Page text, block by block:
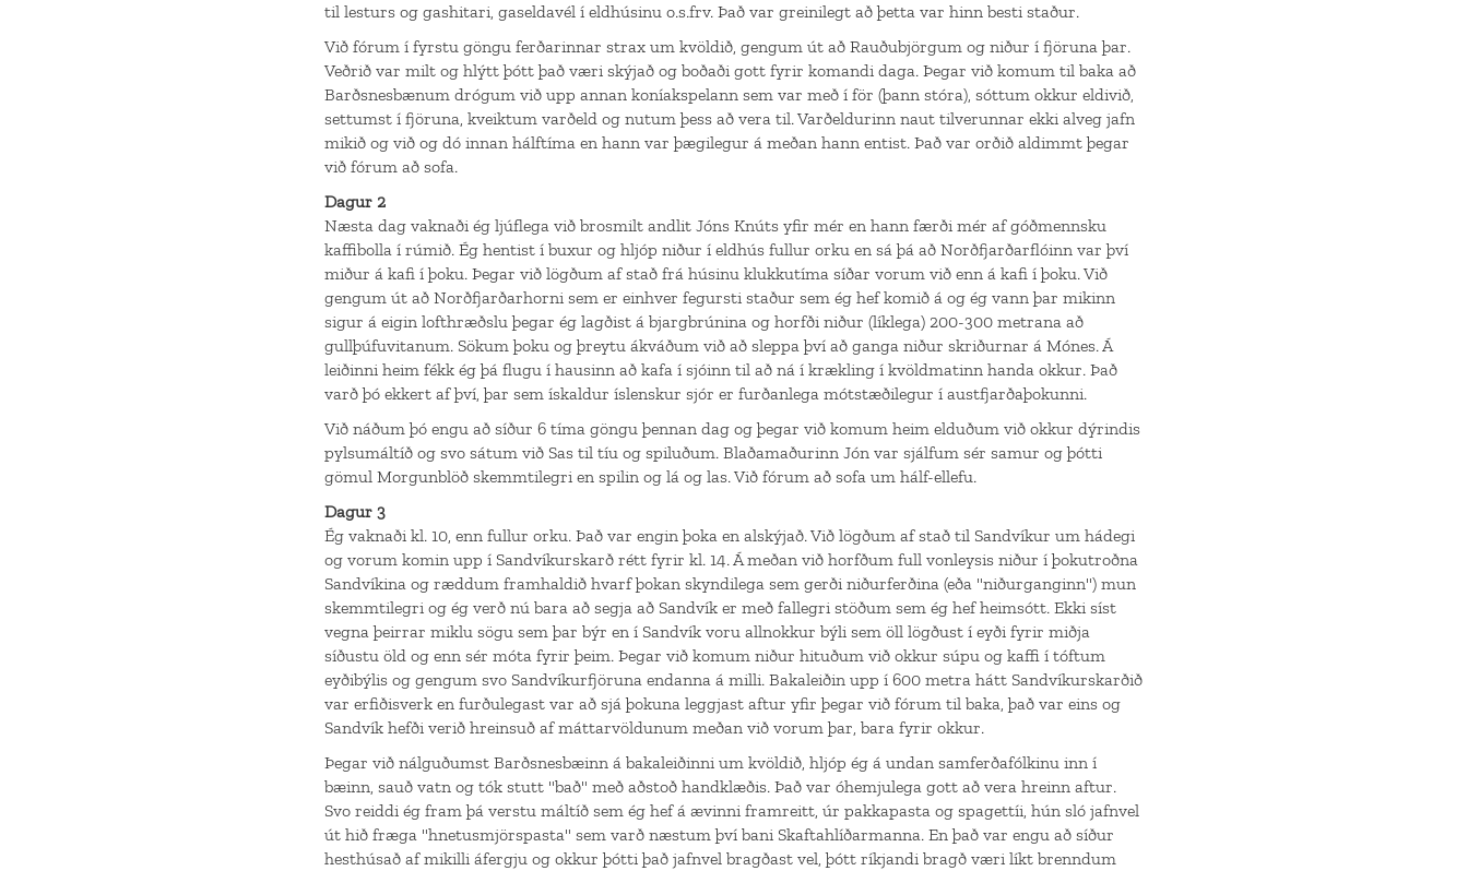
til lesturs og gashitari, gaseldavél í eldhúsinu o.s.frv. Það var greinilegt að þetta var hinn besti staður.
Við fórum í fyrstu göngu ferðarinnar strax um kvöldið, gengum út að Rauðubjörgum og niður í fjöruna þar.
Veðrið var milt og hlýtt þótt það væri skýjað og boðaði gott fyrir komandi daga. Þegar við komum til baka að
Barðsnesbænum drógum við upp annan koníakspelann sem var með í för (þann stóra), sóttum okkur eldivið,
settumst í fjöruna, kveiktum varðeld og nutum þess að vera til. Varðeldurinn naut tilverunnar ekki alveg jafn
mikið og við og dó innan hálftíma en hann var þægilegur á meðan hann entist. Það var orðið aldimmt þegar
við fórum að sofa.
Dagur 2
Næsta dag vaknaði ég ljúflega við brosmilt andlit Jóns Knúts yfir mér en hann færði mér af góðmennsku
kaffibolla í rúmið. Ég hentist í buxur og hljóp niður í eldhús fullur orku en sá þá að Norðfjarðarflóinn var því
miður á kafi í þoku. Þegar við lögðum af stað frá húsinu klukkutíma síðar vorum við enn á kafi í þoku. Við
gengum út að Norðfjarðarhorni sem er einhver fegursti staður sem ég hef komið á og ég vann þar mikinn
sigur á eigin lofthræðslu þegar ég lagðist á bjargbrúnina og horfði niður (líklega) 200-300 metrana að
gullþúfuvitanum. Sökum þoku og þreytu ákváðum við að sleppa því að ganga niður skriðurnar á Mónes. Á
leiðinni heim fékk ég þá flugu í hausinn að kafa í sjóinn til að ná í krækling í kvöldmatinn handa okkur. Það
varð þó ekkert af því, þar sem ískaldur íslenskur sjór er furðanlega mótstæðilegur í austfjarðaþokunni.
Við náðum þó engu að síður 6 tíma göngu þennan dag og þegar við komum heim elduðum við okkur dýrindis
pylsumáltíð og svo sátum við Sas til tíu og spiluðum. Blaðamaðurinn Jón var sjálfum sér samur og þótti
gömul Morgunblöð skemmtilegri en spilin og lá og las. Við fórum að sofa um hálf-ellefu.
Dagur 3
Ég vaknaði kl. 10, enn fullur orku. Það var engin þoka en alskýjað. Við lögðum af stað til Sandvíkur um hádegi
og vorum komin upp í Sandvíkurskarð rétt fyrir kl. 14. Á meðan við horfðum full vonleysis niður í þokutroðna
Sandvíkina og ræddum framhaldið hvarf þokan skyndilega sem gerði niðurferðina (eða "niðurganginn") mun
skemmtilegri og ég verð nú bara að segja að Sandvík er með fallegri stöðum sem ég hef heimsótt. Ekki síst
vegna þeirrar miklu sögu sem þar býr en í Sandvík voru allnokkur býli sem öll lögðust í eyði fyrir miðja
síðustu öld og enn sér móta fyrir þeim. Þegar við komum niður hituðum við okkur súpu og kaffi í tóftum
eyðibýlis og gengum svo Sandvíkurfjöruna endanna á milli. Bakaleiðin upp í 600 metra hátt Sandvíkurskarðið
var erfiðisverk en furðulegast var að sjá þokuna leggjast aftur yfir þegar við fórum til baka, það var eins og
Sandvík hefði verið hreinsuð af máttarvöldunum meðan við vorum þar, bara fyrir okkur.
Þegar við nálguðumst Barðsnesbæinn á bakaleiðinni um kvöldið, hljóp ég á undan samferðafólkinu inn í
bæinn, sauð vatn og tók stutt "bað" með aðstoð handklæðis. Það var óhemjulega gott að vera hreinn aftur.
Svo reiddi ég fram þá verstu máltíð sem ég hef á ævinni framreitt, úr pakkapasta og spagettíi, hún sló jafnvel
út hið fræga "hnetusmjörspasta" sem varð næstum því bani Skaftahlíðarmanna. En það var engu að síður
hesthúsað af mikilli áfergju og okkur þótti það jafnvel bragðast vel, þótt ríkjandi bragð væri líkt brenndum